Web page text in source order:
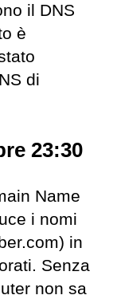
il DNS
è
di
23:30
Name
i nomi
in
Senza
non sa